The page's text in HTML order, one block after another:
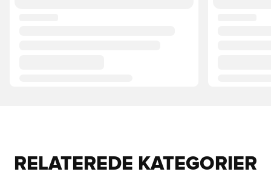
RELATEREDE KATEGORIER